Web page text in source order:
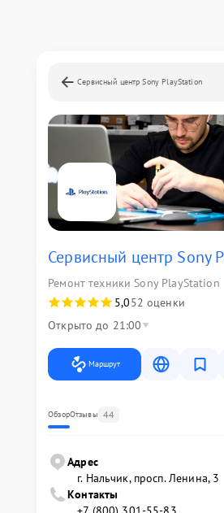
Сервисный центр Sony PlayStation
Сервисный центр Sony
Ремонт техники Sony PlayStation
5,052 оценки
Открыто до 21:00
Маршрут
ОбзорОтзывы 44
Адрес
г. Нальчик, просп. Ленина, 3
Контакты